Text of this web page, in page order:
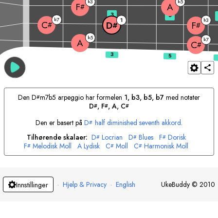
A b5
C#
b7
C#
b7 D# 1 F#
b3
F# A
3 5
Den D#m7b5 arpeggio har formelen 1, b3, b5, b7 med notater
D#, F#, A, C#
Den er basert påD# half diminished seventh akkord.
Tilhørende skalaer: D# Locrian D# Blues F# Dorisk
F# Melodisk Moll A Lydisk C# Moll C# Harmonisk Moll
Innstillinger · Hjelp & Privacy · English UkeBuddy © 2010